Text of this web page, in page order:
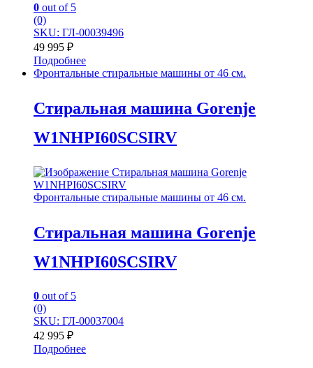
0 out of 5
(0)
SKU: ГЛ-00039496
49 995 ₽
Подробнее
Фронтальные стиральные машины от 46 см.
Стиральная машина Gorenje
W1NHPI60SCSIRV
Фронтальные стиральные машины от 46 см.
Стиральная машина Gorenje
W1NHPI60SCSIRV
0 out of 5
(0)
SKU: ГЛ-00037004
42 995 ₽
Подробнее